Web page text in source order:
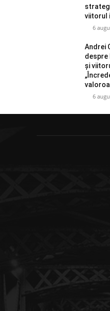
viitorul
6
Andrei
despre
și
6